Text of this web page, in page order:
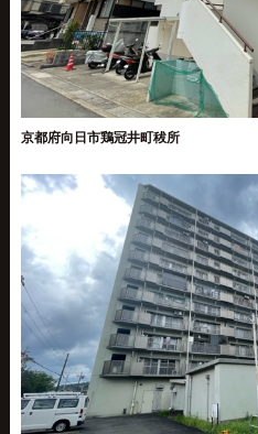
京都府向日市鶏冠井町秡所